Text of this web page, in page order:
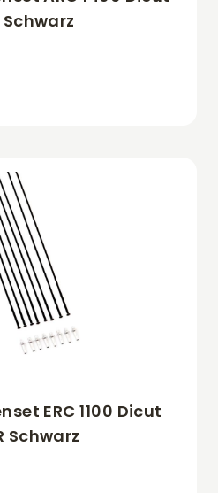
Schwarz
ERC 1100 Dicut
Schwarz